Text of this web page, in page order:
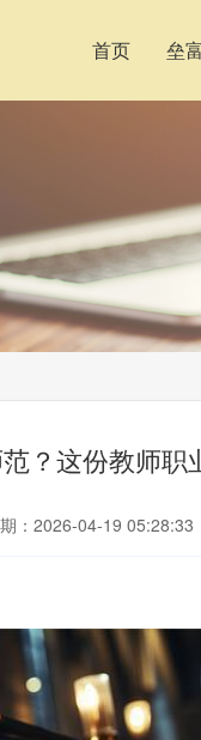
首页 垒
？这份教师职
：2026-04-19 05:28:33